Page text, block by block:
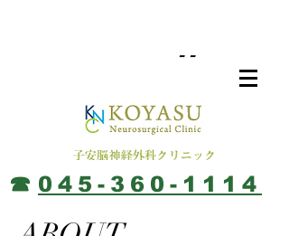
--
​☎︎ 045-360-1114